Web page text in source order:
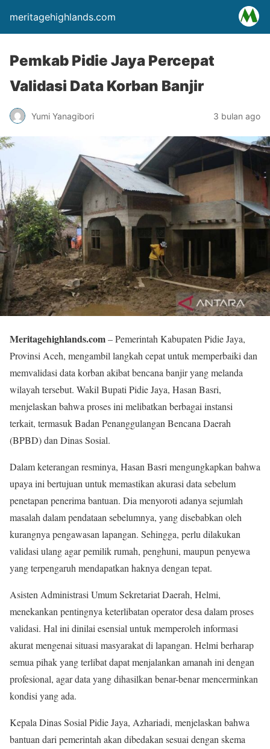
meritagehighlands.com
Pemkab Pidie Jaya Percepat
Validasi Data Korban Banjir
Yumi Yanagibori 3 bulan ago
Meritagehighlands.com– Pemerintah Kabupaten Pidie Jaya,
Provinsi Aceh, mengambil langkah cepat untuk memperbaiki dan
memvalidasi data korban akibat bencana banjir yang melanda
wilayah tersebut. Wakil Bupati Pidie Jaya, Hasan Basri,
menjelaskan bahwa proses ini melibatkan berbagai instansi
terkait, termasuk Badan Penanggulangan Bencana Daerah
(BPBD) dan Dinas Sosial.
Dalam keterangan resminya, Hasan Basri mengungkapkan bahwa
upaya ini bertujuan untuk memastikan akurasi data sebelum
penetapan penerima bantuan. Dia menyoroti adanya sejumlah
masalah dalam pendataan sebelumnya, yang disebabkan oleh
kurangnya pengawasan lapangan. Sehingga, perlu dilakukan
validasi ulang agar pemilik rumah, penghuni, maupun penyewa
yang terpengaruh mendapatkan haknya dengan tepat.
Asisten Administrasi Umum Sekretariat Daerah, Helmi,
menekankan pentingnya keterlibatan operator desa dalam proses
validasi. Hal ini dinilai esensial untuk memperoleh informasi
akurat mengenai situasi masyarakat di lapangan. Helmi berharap
semua pihak yang terlibat dapat menjalankan amanah ini dengan
profesional, agar data yang dihasilkan benar-benar mencerminkan
kondisi yang ada.
Kepala Dinas Sosial Pidie Jaya, Azhariadi, menjelaskan bahwa
bantuan dari pemerintah akan dibedakan sesuai dengan skema